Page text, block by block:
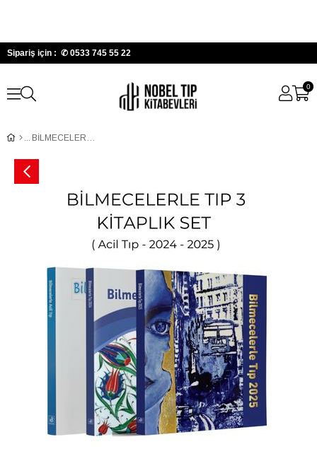
Sipariş için : ✆ 0533 745 55 22
0
BİLMECELERLE TIP - (3 KİTAP SET)